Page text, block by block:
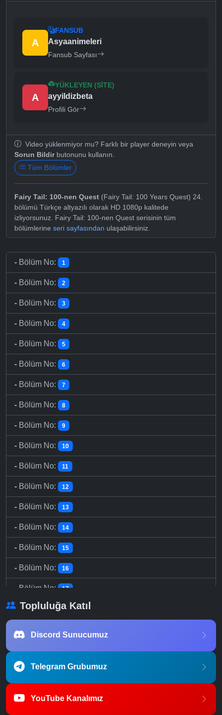
A
FANSUB
Asyaanimeleri
Fansub Sayfası
A
YÜKLEYEN (SITE)
ayyildizbeta
Profili Gör
Video yüklenmiyor mu? Farklı bir player deneyin veya
Sorun Bildirbutonunu kullanın.
Tüm Bölümler
Fairy Tail: 100-nen Quest (Fairy Tail: 100 Years Quest) 24.
bölümü Türkçe altyazılı olarak HD 1080p kalitede
izliyorsunuz. Fairy Tail: 100-nen Quest serisinin tüm
bölümlerine seri sayfasından ulaşabilirsiniz.
- Bölüm No: 1
- Bölüm No: 2
- Bölüm No: 3
- Bölüm No: 4
- Bölüm No: 5
- Bölüm No: 6
- Bölüm No: 7
- Bölüm No: 8
- Bölüm No: 9
- Bölüm No: 10
- Bölüm No: 11
- Bölüm No: 12
- Bölüm No: 13
- Bölüm No: 14
- Bölüm No: 15
- Bölüm No: 16
Bölüm No: 17
- Bölüm No: 18
- Bölüm No:
-Bölüm No: 21
Topluluğa Katıl
Discord Sunucumuz
Telegram Grubumuz
YouTube Kanalımız